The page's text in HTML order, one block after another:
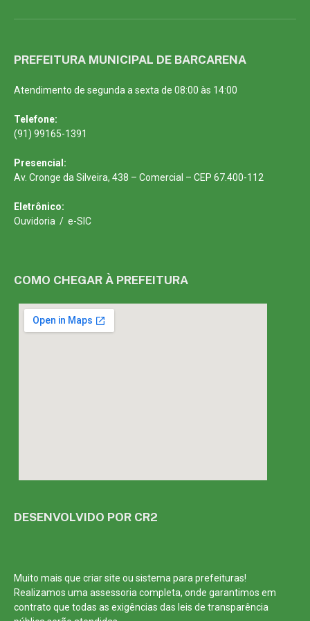
PREFEITURA MUNICIPAL DE BARCARENA
Atendimento de segunda a sexta de 08:00 às 14:00
Telefone:
(91) 99165-1391
Presencial:
Av. Cronge da Silveira, 438 – Comercial – CEP 67.400-112
Eletrônico:
Ouvidoria / e-SIC
COMO CHEGAR À PREFEITURA
DESENVOLVIDO POR CR2
Muito mais que criar site ou sistema para prefeituras!
Realizamos umaassessoriacompleta, onde garantimos em
contrato que todas as exigências das leis de transparência